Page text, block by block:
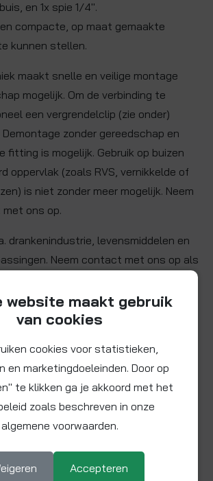
en 1x spie 1/4".
compacte, op maat gemaakte
kunnen stellen.
maakt snelle en veilige montage
mogelijk. Om de verbinding te
een vergrendelclip (zie onder)
zonder gereedschap en
fitting is mogelijk. Gebruik op buizen
oppervlak (zoals RVS, vernikkelde of
is niet zonder meer mogelijk. Neem
ons op.
drankenindustrie, levensmiddelen en
Neem contact met ons op als
in uw systeem.
Ø 1/4"
Ja
Acetalcopolymeer (POM)
website maakt gebruik
van cookies
cookies voor statistieken,
en marketingdoeleinden. Door op
te klikken ga je akkoord met het
zoals beschreven in onze
algemene voorwaarden.
Accepteren